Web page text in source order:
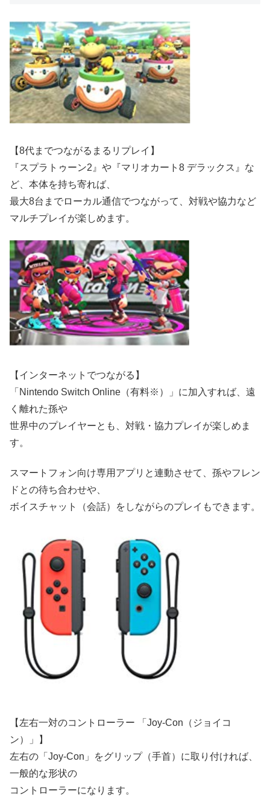
【8代までつながるまるリプレイ】
『スプラトゥーン2』や『マリオカート8 デラックス』な
ど、本体を持ち寄れば、
最大8台までローカル通信でつながって、対戦や協力など
マルチプレイが楽しめます。
【インターネットでつながる】
「Nintendo Switch Online（有料※）」に加入すれば、遠
く離れた孫や
世界中のプレイヤーとも、対戦・協力プレイが楽しめま
す。
スマートフォン向け専用アプリと連動させて、孫やフレン
ドとの待ち合わせや、
ボイスチャット（会話）をしながらのプレイもできます。
【左右一対のコントローラー 「Joy-Con（ジョイコ
ン）」】
左右の「Joy-Con」をグリップ（手首）に取り付ければ、
一般的な形状の
コントローラーになります。